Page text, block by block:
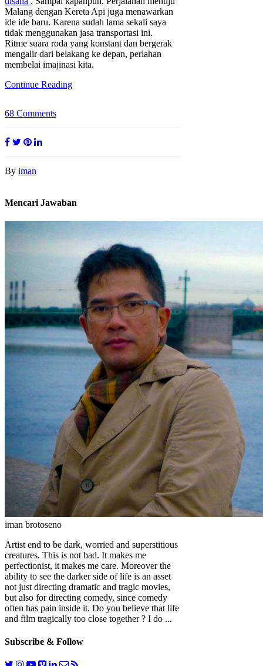
Malang dengan Kereta Api juga menawarkan
ide ide baru. Karena sudah lama sekali saya
tidak menggunakan jasa transportasi ini.
Ritme suara roda yang konstant dan bergerak
mengalir dari belakang ke depan, perlahan
membelai imajinasi kita.
Continue Reading
68 Comments
By iman
Mencari Jawaban
iman brotoseno
Artist end to be dark, worried and superstitious
creatures. This is not bad. It makes me
perfectionist, it makes me care. Moreover the
ability to see the darker side of life is an asset
not just directing dramatic and tragic movies,
but also for directing comedy, since comedy
often has pain inside it. Do you believe that life
and film tragically too close together ? I do ...
Subscribe & Follow